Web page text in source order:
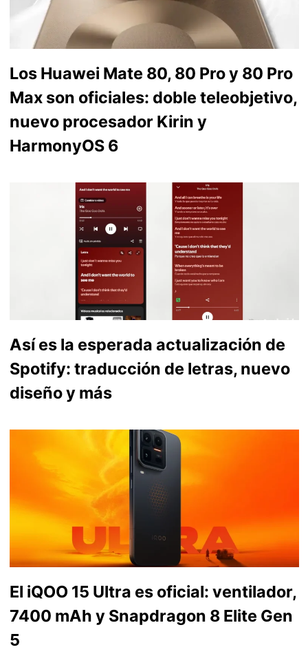
Los Huawei Mate 80, 80 Pro y 80 Pro
Max son oficiales: doble teleobjetivo,
nuevo procesador Kirin y
HarmonyOS 6
Así es la esperada actualización de
Spotify: traducción de letras, nuevo
diseño y más
El iQOO 15 Ultra es oficial: ventilador,
7400 mAh y Snapdragon 8 Elite Gen
5